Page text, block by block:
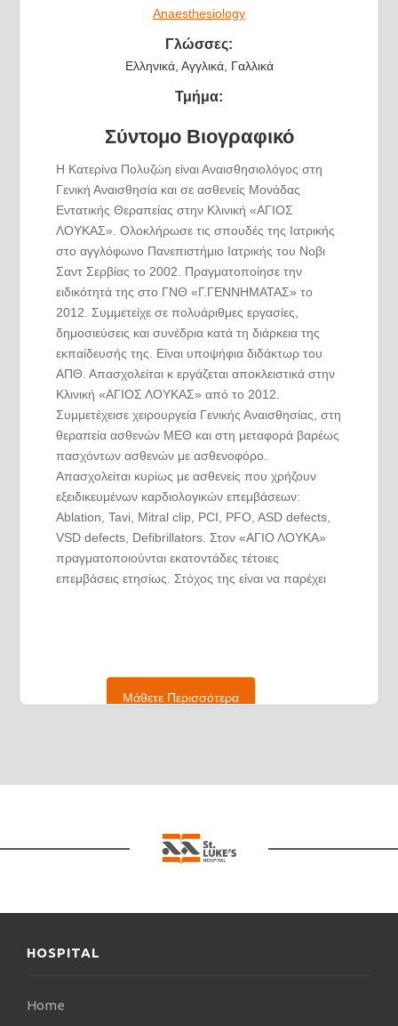
Anaesthesiology
Γλώσσες:
Ελληνικά, Αγγλικά, Γαλλικά
Τμήμα:
Σύντομο Βιογραφικό
Η Κατερίνα Πολυζώη είναι Αναισθησιολόγος στη
Γενική Αναισθησία και σε ασθενείς Μονάδας
Εντατικής Θεραπείας στην Κλινική «ΑΓΙΟΣ
ΛΟΥΚΑΣ». Ολοκλήρωσε τις σπουδές της Ιατρικής
στο αγγλόφωνο Πανεπιστήμιο Ιατρικής του Νοβι
Σαντ Σερβίας το 2002. Πραγματοποίησε την
ειδικότητά της στο ΓΝΘ «Γ.ΓΕΝΝΗΜΑΤΑΣ» το
2012. Συμμετείχε σε πολυάριθμες εργασίες,
δημοσιεύσεις και συνέδρια κατά τη διάρκεια της
εκπαίδευσής της. Είναι υποψήφια διδάκτωρ του
ΑΠΘ. Απασχολείται κ εργάζεται αποκλειστικά στην
Κλινική «ΑΓΙΟΣ ΛΟΥΚΑΣ» από το 2012.
Συμμετέχεισε χειρουργεία Γενικής Αναισθησίας, στη
θεραπεία ασθενών ΜΕΘ και στη μεταφορά βαρέως
πασχόντων ασθενών με ασθενοφόρο.
Απασχολείται κυρίως με ασθενείς που χρήζουν
εξειδικευμένων καρδιολογικών επεμβάσεων:
Ablation, Tavi, Mitral clip, PCI, PFO, ASD defects,
VSD defects, Defibrillators. Στον «ΑΓΙΟ ΛΟΥΚΑ»
πραγματοποιούνται εκατοντάδες τέτοιες
επεμβάσεις ετησίως. Στόχος της είναι να παρέχει
Μάθετε Περισσότερα
HOSPITAL
Home